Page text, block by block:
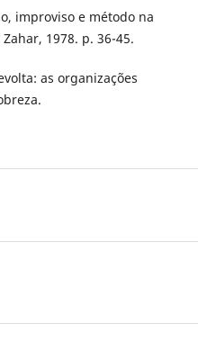
improviso e método na
1978. p. 36-45.
as organizações